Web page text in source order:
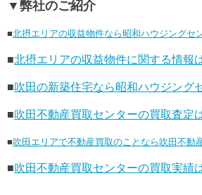
▼弊社のご紹介
■北摂エリアの収益物件なら昭和ハウジングセ
■北摂エリアの収益物件に関する情報
■吹田の新築住宅なら昭和ハウジング
■吹田不動産買取センターの買取査定
■吹田エリアで不動産買取のことなら吹田不動
■吹田不動産買取センターの買取実績